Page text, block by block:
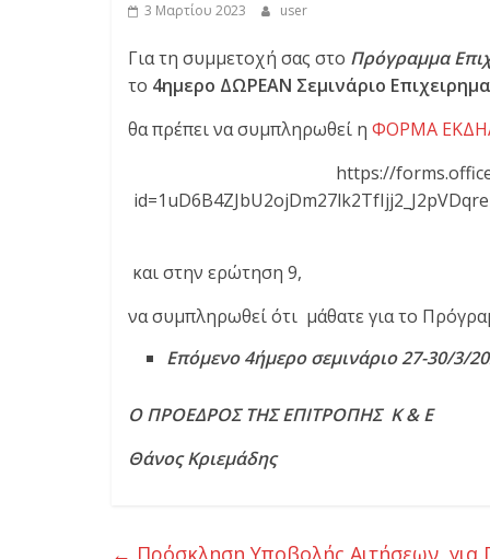
ο
τ
κ
ή
3 Μαρτίου 2023 user
Για τη συμμετοχή σας στο Πρόγραμμα
το 4ημερο ΔΩΡΕΑΝ Σεμινάριο
θα πρέπει να συμπληρωθεί η ΦΟΡΜΑ
https://
και στην ερώτηση 9,
να συμπληρωθεί ότι μάθατε για το
Επόμενο 4ήμερο σεμινάριο 27-30/3/
O ΠΡΟΕΔΡΟΣ ΤΗΣ ΕΠΙΤΡΟΠΗΣ Κ & Ε
Θάνος Κριεμάδης
← Πρόσκληση Υποβολής Αιτήσεων